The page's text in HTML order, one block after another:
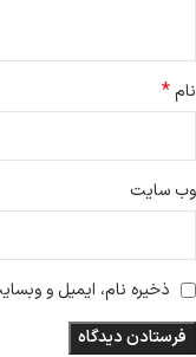
نام*
وب‌ سایت
ذخیره نام، ایمیل و